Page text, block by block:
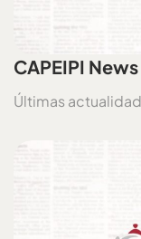
CAPEIPI
Últimas